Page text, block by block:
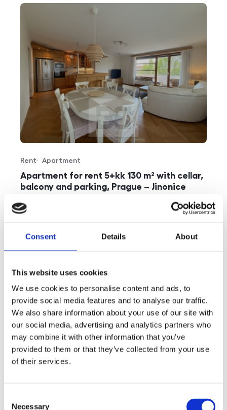
Consent Details About
This website uses cookies
We use cookies to personalise content and ads, to
provide social media features and to analyse our traffic.
We also share information about your use of our site with
our social media, advertising and analytics partners who
may combine it with other information that you’ve
provided to them or that they’ve collected from your use
of their services.
Necessary
Apartment for rent 5+kk 130 m² with cellar,
balcony and parking, Prague – Jinonice
Offer type
Rent
Property type
Apartment
rozměry
disposition
5+kk